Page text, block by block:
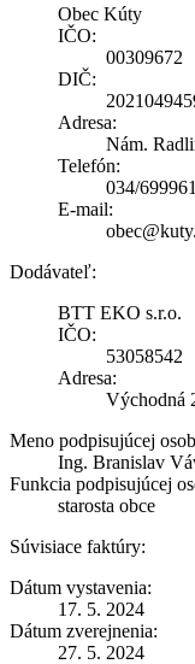
Obec Kúty
IČO:
00309672
DIČ:
Adresa:
Nám.
Telefón:
034/
E-mail:
Dodávateľ:
BTT EKO s.r.o.
IČO:
53058542
Adresa:
Východná
Meno podpisujúcej
Ing. Branislav
Funkcia podpisujúcej
starosta obce
Súvisiace faktúry:
Dátum vystavenia:
17. 5. 2024
Dátum zverejnenia:
27. 5. 2024